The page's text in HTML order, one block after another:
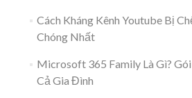
Cách Kháng Kênh Youtube Bị
Chóng Nhất
Microsoft 365 Family Là Gì?
Cả Gia Đình